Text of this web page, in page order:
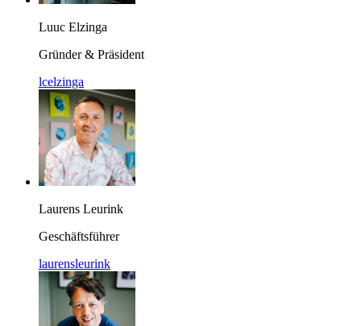
Luuc Elzinga
Gründer & Präsident
lcelzinga
Laurens Leurink
Geschäftsführer
laurensleurink